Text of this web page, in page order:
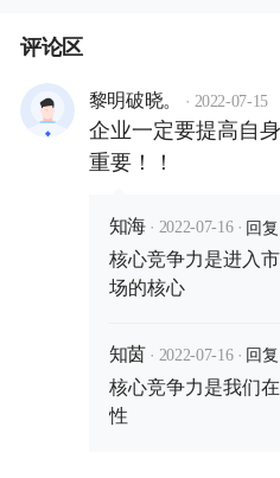
评论区
黎明破晓。 · 2022-07-15
企业一定要提高自
重要！！
知海 · 2022-07-16 · 回复
核心竞争力是进入
场的核心
知茵 · 2022-07-16 · 回复
核心竞争力是我们
性